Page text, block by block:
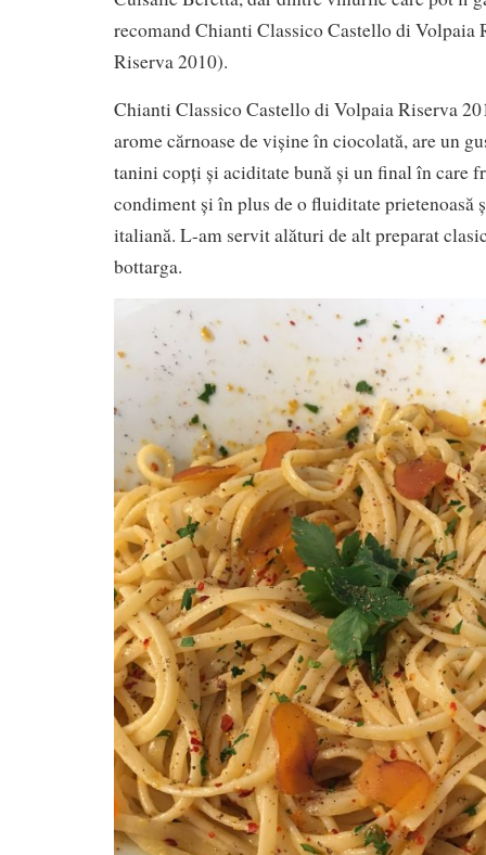
recomand Chianti Classico Castello di Volpaia
Riserva 2010).
Chianti Classico Castello di Volpaia Riserva
arome cărnoase de vișine în ciocolată, are un
tanini copți și aciditate bună și un final în care
condiment și în plus de o fluiditate prietenoasă
italiană. L-am servit alături de alt preparat
bottarga.